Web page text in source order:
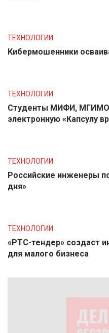
ТЕХНОЛОГИИ
Кибермошенники
ТЕХНОЛОГИИ
Студенты МИФИ, МГИМО
электронную «Капсулу
ТЕХНОЛОГИИ
Российские инженеры
дня»
ТЕХНОЛОГИИ
«РТС-тендер» создаст
для малого бизнеса